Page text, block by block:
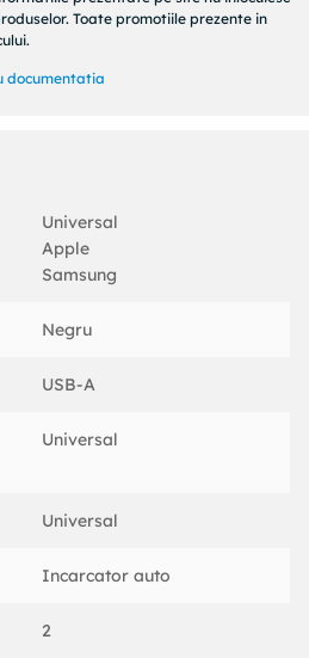
dedicata pentru fiecare
protejeaza dispozitivele impotriva
pentru masina
Toate promotiile prezente in
documentatia
Universal
Apple
Samsung
Negru
USB-A
Universal
Universal
Incarcator auto
2